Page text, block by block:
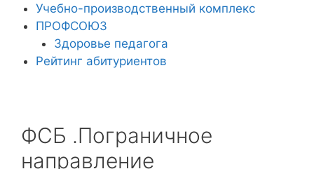
Учебно-производственный комплекс
ПРОФСОЮЗ
Здоровье педагога
Рейтинг абитуриентов
ФСБ .Пограничное
направление